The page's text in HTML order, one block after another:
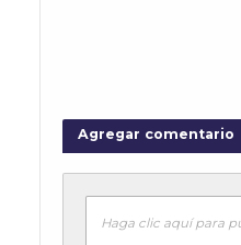
Agregar comentario
Haga clic aquí para